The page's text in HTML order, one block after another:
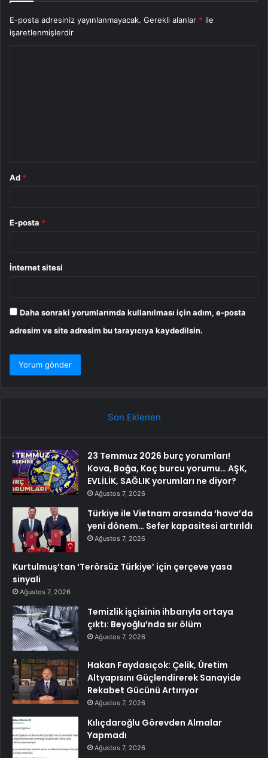
E-posta adresiniz yayınlanmayacak. Gerekli alanlar * ile
işaretlenmişlerdir
Ad *
E-posta *
İnternet sitesi
Daha sonraki yorumlarımda kullanılması için adım, e-posta
adresim ve site adresim bu tarayıcıya kaydedilsin.
Son Eklenen
23 Temmuz 2026 burç yorumları!
Kova, Boğa, Koç burcu yorumu… AŞK,
EVLİLİK, SAĞLIK yorumları ne diyor?
Ağustos 7, 2026
Türkiye ile Vietnam arasında ‘hava’da
yeni dönem… Sefer kapasitesi artırıldı
Ağustos 7, 2026
Kurtulmuş’tan ‘Terörsüz Türkiye’ için çerçeve yasa
sinyali
Ağustos 7, 2026
Temizlik işçisinin ihbarıyla ortaya
çıktı: Beyoğlu’nda sır ölüm
Ağustos 7, 2026
Hakan Faydasıçok: Çelik, Üretim
Altyapısını Güçlendirerek Sanayide
Rekabet Gücünü Artırıyor
Ağustos 7, 2026
Kılıçdaroğlu Görevden Almalar
Yapmadı
Ağustos 7, 2026